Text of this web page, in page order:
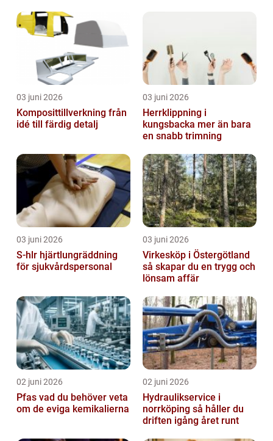
03 juni 2026
Komposittillverkning från
idé till färdig detalj
03 juni 2026
Herrklippning i
kungsbacka mer än bara
en snabb trimning
03 juni 2026
S-hlr hjärtlungräddning
för sjukvårdspersonal
03 juni 2026
Virkesköp i Östergötland
så skapar du en trygg och
lönsam affär
02 juni 2026
Pfas vad du behöver veta
om de eviga kemikalierna
02 juni 2026
Hydraulikservice i
norrköping så håller du
driften igång året runt